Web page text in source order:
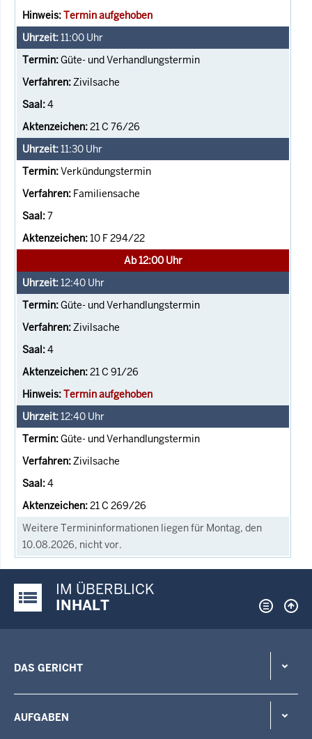
Termin aufgehoben
11:00 Uhr
Güte- und Verhandlungstermin
Zivilsache
4
21 C 76/26
11:30 Uhr
Verkündungstermin
Familiensache
7
10 F 294/22
Ab 12:00 Uhr
12:40 Uhr
Güte- und Verhandlungstermin
Zivilsache
4
21 C 91/26
Termin aufgehoben
12:40 Uhr
Güte- und Verhandlungstermin
Zivilsache
4
21 C 269/26
Weitere Termininformationen liegen für Montag, den
10.08.2026, nicht vor.
Justiz-Portal im Überblick:
IM ÜBERBLICK
INHALT
DAS GERICHT
AUFGABEN